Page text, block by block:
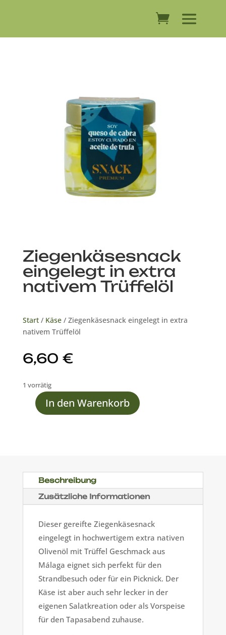
Ziegenkäsesnack
eingelegt in extra
nativem Trüffelöl
Start/ Käse/ Ziegenkäsesnack eingelegt in extra
nativem Trüffelöl
6,60 €
1 vorrätig
Ziegenkäsesnack
Menge
In den Warenkorb
Beschreibung
Zusätzliche Informationen
Dieser gereifte Ziegenkäsesnack
eingelegt in hochwertigem extra nativen
Olivenöl mit Trüffel Geschmack aus
Málaga eignet sich perfekt für den
Strandbesuch oder für ein Picknick. Der
Käse ist aber auch sehr lecker in der
eigenen Salatkreation oder als Vorspeise
für den Tapasabend zuhause.